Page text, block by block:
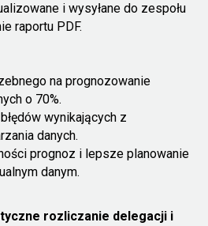
i wysyłane do zespołu
raportu PDF.
na prognozowanie
o 70%.
wynikających z
danych.
prognoz i lepsze planowanie
danym.
rozliczanie delegacji i